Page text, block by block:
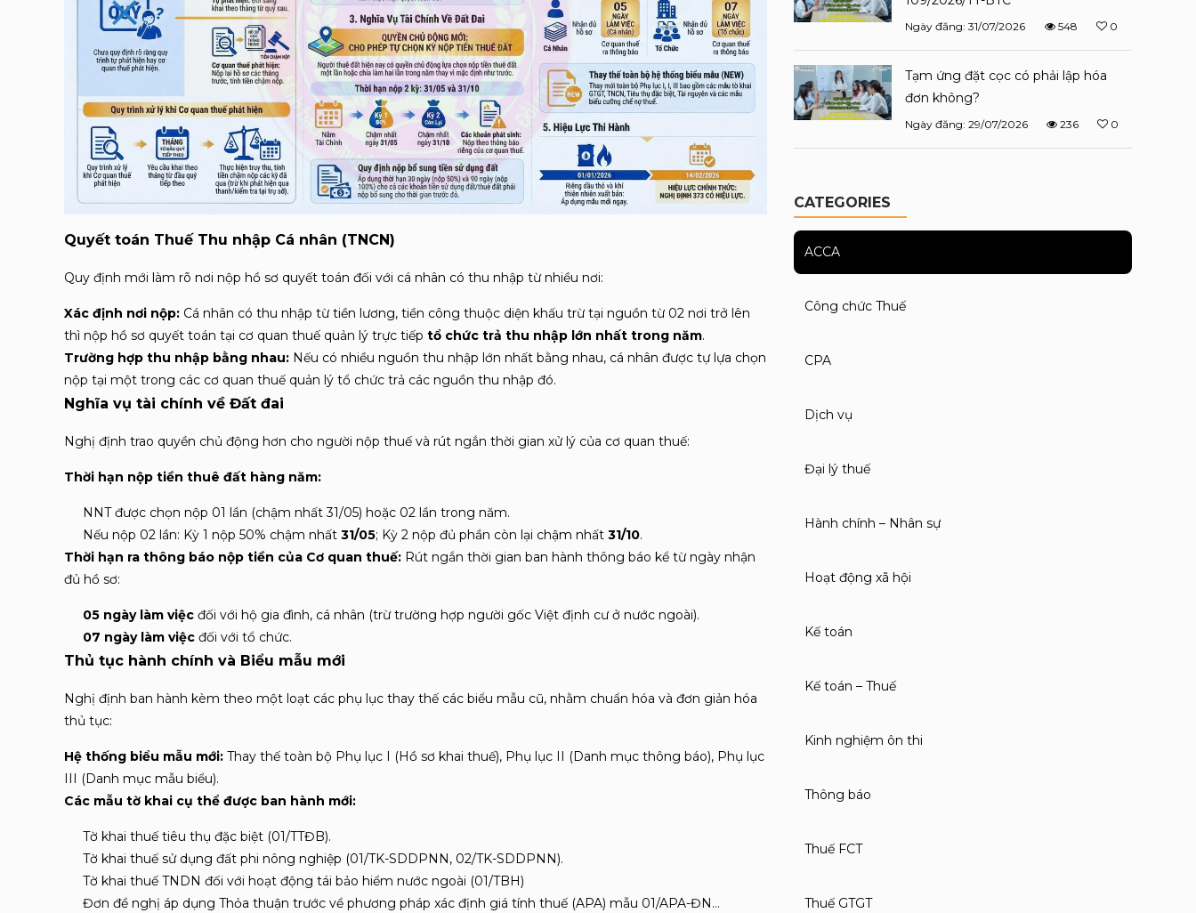
Quyết toán Thuế Thu nhập Cá nhân (TNCN)
Quy định mới làm rõ nơi nộp hồ sơ quyết toán đối với cá nhân có thu nhập từ nhiều nơi:
Xác định nơi nộp: Cá nhân có thu nhập từ tiền lương, tiền công thuộc diện khấu trừ tại nguồn từ 02 nơi trở lên
thì nộp hồ sơ quyết toán tại cơ quan thuế quản lý trực tiếp tổ chức trả thu nhập lớn nhất trong năm.
Trường hợp thu nhập bằng nhau: Nếu có nhiều nguồn thu nhập lớn nhất bằng nhau, cá nhân được tự lựa chọn
nộp tại một trong các cơ quan thuế quản lý tổ chức trả các nguồn thu nhập đó.
Nghĩa vụ tài chính về Đất đai
Nghị định trao quyền chủ động hơn cho người nộp thuế và rút ngắn thời gian xử lý của cơ quan thuế:
Thời hạn nộp tiền thuê đất hàng năm:
NNT được chọn nộp 01 lần (chậm nhất 31/05) hoặc 02 lần trong năm.
Nếu nộp 02 lần: Kỳ 1 nộp 50% chậm nhất 31/05; Kỳ 2 nộp đủ phần còn lại chậm nhất 31/10.
Thời hạn ra thông báo nộp tiền của Cơ quan thuế: Rút ngắn thời gian ban hành thông báo kể từ ngày nhận
đủ hồ sơ:
05 ngày làm việc đối với hộ gia đình, cá nhân (trừ trường hợp người gốc Việt định cư ở nước ngoài).
07 ngày làm việc đối với tổ chức.
Thủ tục hành chính và Biểu mẫu mới
Nghị định ban hành kèm theo một loạt các phụ lục thay thế các biểu mẫu cũ, nhằm chuẩn hóa và đơn giản hóa
thủ tục:
Hệ thống biểu mẫu mới: Thay thế toàn bộ Phụ lục I (Hồ sơ khai thuế), Phụ lục II (Danh mục thông báo), Phụ lục
III (Danh mục mẫu biểu).
Các mẫu tờ khai cụ thể được ban hành mới:
Tờ khai thuế tiêu thụ đặc biệt (01/TTĐB).
Tờ khai thuế sử dụng đất phi nông nghiệp (01/TK-SDDPNN, 02/TK-SDDPNN).
Tờ khai thuế TNDN đối với hoạt động tái bảo hiểm nước ngoài (01/TBH)
Đơn đề nghị áp dụng Thỏa thuận trước về phương pháp xác định giá tính thuế (APA) mẫu 01/APA-ĐN…
Ngày đăng: 31/07/2026 548 0
Tạm ứng đặt cọc có phải lập hóa
đơn không?
Ngày đăng: 29/07/2026 236 0
CATEGORIES
ACCA
Công chức Thuế
CPA
Dịch vụ
Đại lý thuế
Hành chính – Nhân sự
Hoạt động xã hội
Kế toán
Kế toán – Thuế
Kinh nghiệm ôn thi
Thông báo
Thuế FCT
Thuế GTGT